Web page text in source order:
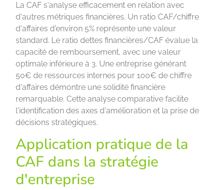
La CAF s'analyse efficacement en relation avec
d'autres métriques financières. Un ratio CAF/chiffre
d'affaires d'environ 5% représente une valeur
standard. Le ratio dettes financières/CAF évalue la
capacité de remboursement, avec une valeur
optimale inférieure à 3. Une entreprise générant
50€ de ressources internes pour 100€ de chiffre
d'affaires démontre une solidité financière
remarquable. Cette analyse comparative facilite
l'identification des axes d'amélioration et la prise de
décisions stratégiques.
Application pratique de la
CAF dans la stratégie
d'entreprise